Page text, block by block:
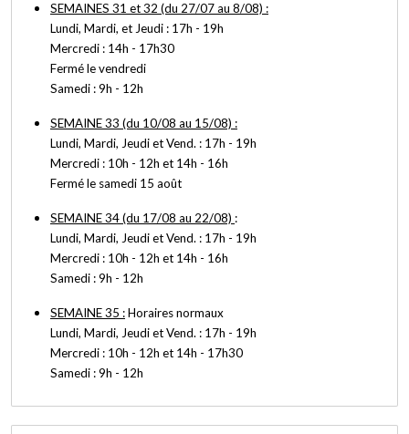
SEMAINES 31 et 32 (du 27/07 au 8/08) :
Lundi, Mardi, et Jeudi : 17h - 19h
Mercredi : 14h - 17h30
Fermé le vendredi
Samedi : 9h - 12h
SEMAINE 33 (du 10/08 au 15/08) :
Lundi, Mardi, Jeudi et Vend. : 17h - 19h
Mercredi : 10h - 12h et 14h - 16h
Fermé le samedi 15 août
SEMAINE 34 (du 17/08 au 22/08) :
Lundi, Mardi, Jeudi et Vend. : 17h - 19h
Mercredi : 10h - 12h et 14h - 16h
Samedi : 9h - 12h
SEMAINE 35 :Horaires normaux
Lundi, Mardi, Jeudi et Vend. : 17h - 19h
Mercredi : 10h - 12h et 14h - 17h30
Samedi : 9h - 12h